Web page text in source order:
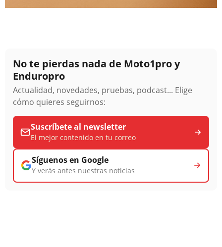
No te pierdas nada de Moto1pro y
Enduropro
Actualidad, novedades, pruebas, podcast... Elige
cómo quieres seguirnos:
Suscríbete al newsletter
El mejor contenido en tu correo
Síguenos en Google
Y verás antes nuestras noticias